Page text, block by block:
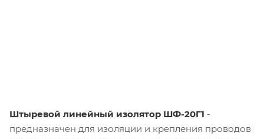
Штыревой линейный изолятор ШФ-20Г1 -
предназначен для изоляции и крепления проводов